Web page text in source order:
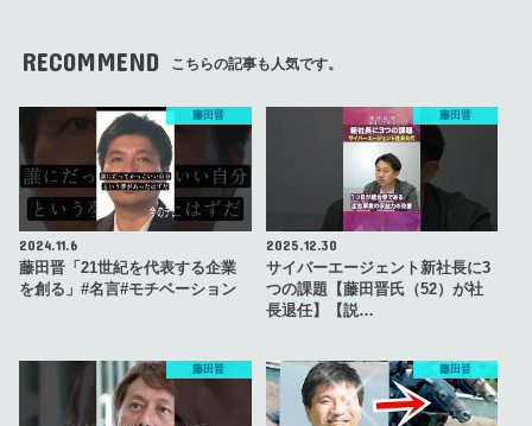
RECOMMEND こちらの記事も人気です。
藤田晋
2024.11.6
藤田晋「21世紀を代表する企業
を創る」#名言#モチベーション
藤田晋
2025.12.30
サイバーエージェント新社長に3
つの課題【藤田晋氏（52）が社
長退任】【説…
藤田晋 藤田晋